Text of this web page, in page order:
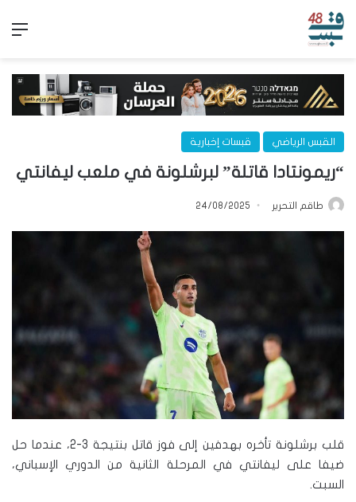
القبس الرياضي قبسات إخبارية
“ريمونتادا قاتلة” لبرشلونة في ملعب ليفانتي
طاقم التحرير 24/08/2025
قلب برشلونة تأخره بهدفين إلى فوز قاتل بنتيجة 3-2، عندما حل
ضيفا على ليفانتي في المرحلة الثانية من الدوري الإسباني،
السبت.